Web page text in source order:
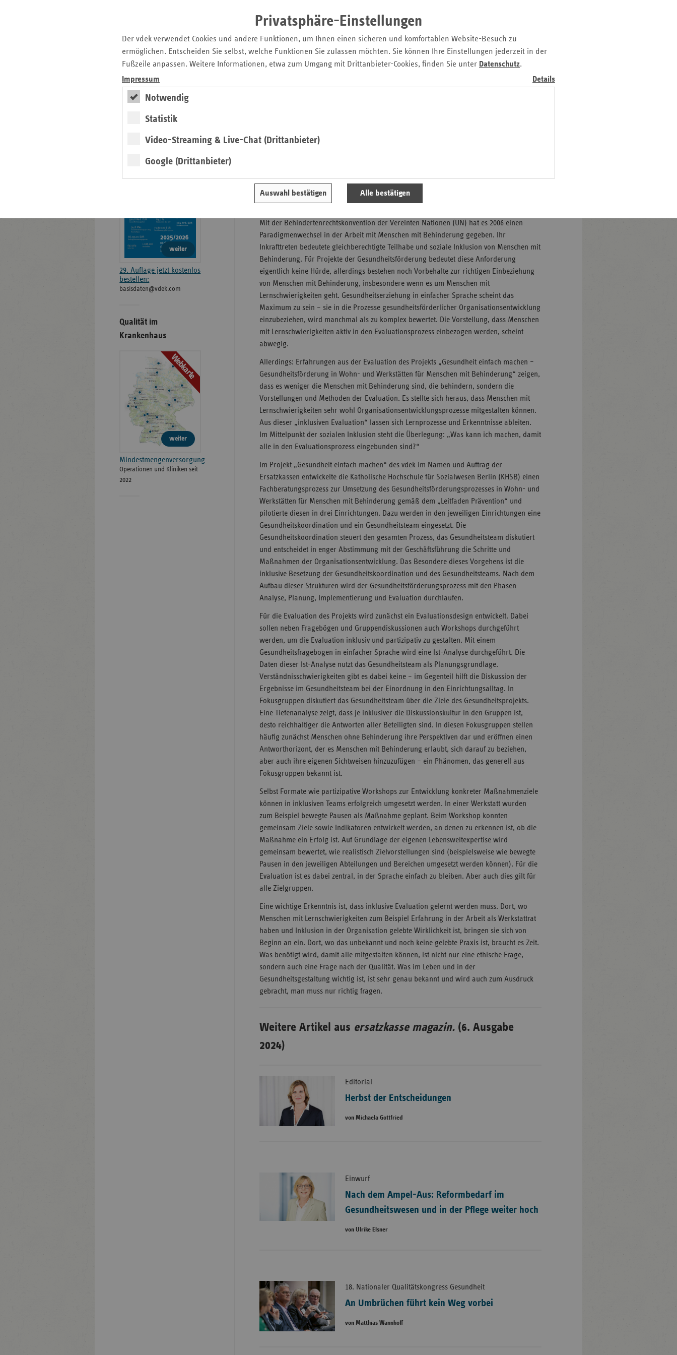
Privatsphäre-Einstellungen
Der vdek verwendet Cookies und andere Funktionen, um Ihnen einen sicheren und komfortablen Website-Besuch zu
ermöglichen. Entscheiden Sie selbst, welche Funktionen Sie zulassen möchten. Sie können Ihre Einstellungen jederzeit in der
Fußzeile anpassen. Weitere Informationen, etwa zum Umgang mit Drittanbieter-Cookies, finden Sie unter Datenschutz.
Impressum
Details
Notwendig
Statistik
Video-Streaming & Live-Chat (Drittanbieter)
Google (Drittanbieter)
Auswahl bestätigen Alle bestätigen
Sachsen
Sachsen-
Schleswig-
Mit der Behindertenrechtskonvention der Vereinten Nationen (UN) hat es 2006 einen
Paradigmenwechsel in der Arbeit mit Menschen mit Behinderung gegeben. Ihr
Inkrafttreten bedeutete gleichberechtigte Teilhabe und soziale Inklusion von Menschen mit
Behinderung. Für Projekte der Gesundheitsförderung bedeutet diese Anforderung
eigentlich keine Hürde, allerdings bestehen noch Vorbehalte zur richtigen Einbeziehung
von Menschen mit Behinderung, insbesondere wenn es um Menschen mit
Lernschwierigkeiten geht. Gesundheitserziehung in einfacher Sprache scheint das
Maximum zu sein – sie in die Prozesse gesundheitsförderlicher Organisationsentwicklung
einzubeziehen, wird manchmal als zu komplex bewertet. Die Vorstellung, dass Menschen
mit Lernschwierigkeiten aktiv in den Evaluationsprozess einbezogen werden, scheint
abwegig.
Allerdings: Erfahrungen aus der Evaluation des Projekts „Gesundheit einfach machen –
Gesundheitsförderung in Wohn- und Werkstätten für Menschen mit Behinderung“ zeigen,
dass es weniger die Menschen mit Behinderung sind, die behindern, sondern die
Vorstellungen und Methoden der Evaluation. Es stellte sich heraus, dass Menschen mit
Lernschwierigkeiten sehr wohl Organisationsentwicklungsprozesse mitgestalten können.
Aus dieser „inklusiven Evaluation“ lassen sich Lernprozesse und Erkenntnisse ableiten.
Im Mittelpunkt der sozialen Inklusion steht die Überlegung: „Was kann ich machen, damit
alle in den Evaluationsprozess eingebunden sind?“
Im Projekt „Gesundheit einfach machen“ des vdek im Namen und Auftrag der
Ersatzkassen entwickelte die Katholische Hochschule für Sozialwesen Berlin (KHSB) einen
Fachberatungsprozess zur Umsetzung des Gesundheitsförderungsprozesses in Wohn- und
Werkstätten für Menschen mit Behinderung gemäß dem „Leitfaden Prävention“ und
pilotierte diesen in drei Einrichtungen. Dazu werden in den jeweiligen Einrichtungen eine
Gesundheitskoordination und ein Gesundheitsteam eingesetzt. Die
Gesundheitskoordination steuert den gesamten Prozess, das Gesundheitsteam diskutiert
und entscheidet in enger Abstimmung mit der Geschäftsführung die Schritte und
Maßnahmen der Organisationsentwicklung. Das Besondere dieses Vorgehens ist die
inklusive Besetzung der Gesundheitskoordination und des Gesundheitsteams. Nach dem
Aufbau dieser Strukturen wird der Gesundheitsförderungsprozess mit den Phasen
Analyse, Planung, Implementierung und Evaluation durchlaufen.
Für die Evaluation des Projekts wird zunächst ein Evaluationsdesign entwickelt. Dabei
sollen neben Fragebögen und Gruppendiskussionen auch Workshops durchgeführt
werden, um die Evaluation inklusiv und partizipativ zu gestalten. Mit einem
Gesundheitsfragebogen in einfacher Sprache wird eine Ist-Analyse durchgeführt. Die
Daten dieser Ist-Analyse nutzt das Gesundheitsteam als Planungsgrundlage.
Verständnisschwierigkeiten gibt es dabei keine – im Gegenteil hilft die Diskussion der
Ergebnisse im Gesundheitsteam bei der Einordnung in den Einrichtungsalltag. In
Fokusgruppen diskutiert das Gesundheitsteam über die Ziele des Gesundheitsprojekts.
Eine Tiefenanalyse zeigt, dass je inklusiver die Diskussionskultur in den Gruppen ist,
desto reichhaltiger die Antworten aller Beteiligten sind. In diesen Fokusgruppen stellen
häufig zunächst Menschen ohne Behinderung ihre Perspektiven dar und eröffnen einen
Antworthorizont, der es Menschen mit Behinderung erlaubt, sich darauf zu beziehen,
aber auch ihre eigenen Sichtweisen hinzuzufügen – ein Phänomen, das generell aus
Fokusgruppen bekannt ist.
Selbst Formate wie partizipative Workshops zur Entwicklung konkreter Maßnahmenziele
können in inklusiven Teams erfolgreich umgesetzt werden. In einer Werkstatt wurden
zum Beispiel bewegte Pausen als Maßnahme geplant. Beim Workshop konnten
gemeinsam Ziele sowie Indikatoren entwickelt werden, an denen zu erkennen ist, ob die
Maßnahme ein Erfolg ist. Auf Grundlage der eigenen Lebensweltexpertise wird
gemeinsam bewertet, wie realistisch Zielvorstellungen sind (beispielsweise wie bewegte
Pausen in den jeweiligen Abteilungen und Bereichen umgesetzt werden können). Für die
Evaluation ist es dabei zentral, in der Sprache einfach zu bleiben. Aber auch dies gilt für
alle Zielgruppen.
Eine wichtige Erkenntnis ist, dass inklusive Evaluation gelernt werden muss. Dort, wo
Menschen mit Lernschwierigkeiten zum Beispiel Erfahrung in der Arbeit als Werkstattrat
haben und Inklusion in der Organisation gelebte Wirklichkeit ist, bringen sie sich von
Beginn an ein. Dort, wo das unbekannt und noch keine gelebte Praxis ist, braucht es Zeit.
Was benötigt wird, damit alle mitgestalten können, ist nicht nur eine ethische Frage,
sondern auch eine Frage nach der Qualität. Was im Leben und in der
Gesundheitsgestaltung wichtig ist, ist sehr genau bekannt und wird auch zum Ausdruck
gebracht, man muss nur richtig fragen.
Weitere Artikel aus ersatzkasse magazin. (6. Ausgabe
2024)
Editorial
Herbst der Entscheidungen
von Michaela Gottfried
Einwurf
Nach dem Ampel-Aus: Reformbedarf im
Gesundheitswesen und in der Pflege weiter hoch
von Ulrike Elsner
18. Nationaler Qualitätskongress Gesundheit
An Umbrüchen führt kein Weg vorbei
von Matthias Wannhoff
Archiv
Impressum Magazin
Informationen
erschienen
Broschüre
weiter
29. Auflage jetzt kostenlos
bestellen:
basisdaten@vdek.com
Qualität im
Krankenhaus
Webkarte
weiter
Mindestmengenversorgung
Operationen und Kliniken seit
2022